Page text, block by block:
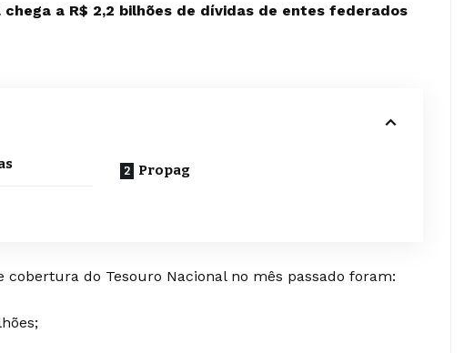
chega a R$ 2,2 bilhões de dívidas de entes federados
Propag
cobertura do Tesouro Nacional no mês passado foram: